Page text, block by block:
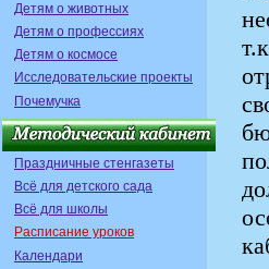
Детям о животных
Детям о профессиях
Детям о космосе
Исследовательские проекты
Почемучка
Праздничные стенгазеты
Всё для детского сада
Всё для школы
Расписание уроков
Календари